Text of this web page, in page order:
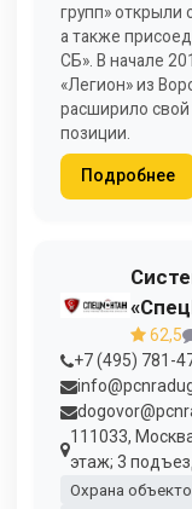
групп» открыли
а также
СБ». В начале
«Легион» из
расширило свой
позиции.
Подробнее
62,5
+7 (495) 781-
111033,
этаж; 3
Охрана